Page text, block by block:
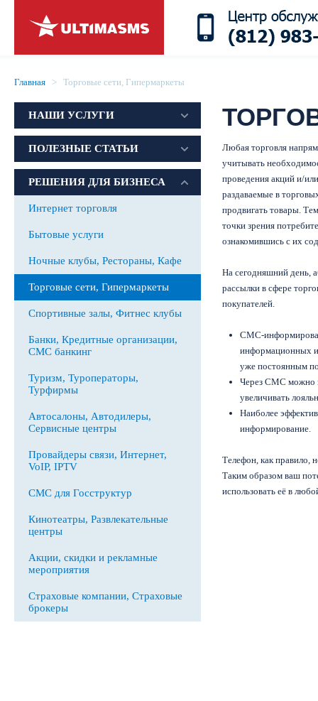
Главная > Торговые сети, Гипермаркеты
НАШИ УСЛУГИ
ПОЛЕЗНЫЕ СТАТЬИ
РЕШЕНИЯ ДЛЯ БИЗНЕСА
Интернет торговля
Бытовые услуги
Ночные клубы, Рестораны, Кафе
Торговые сети, Гипермаркеты
Спортивные залы, Фитнес клубы
Банки, Кредитные организации,
СМС банкинг
Туризм, Туроператоры,
Турфирмы
Автосалоны, Автодилеры,
Сервисные центры
Провайдеры связи, Интернет,
VoIP, IPTV
СМС для Госструктур
Кинотеатры, Развлекательные
центры
Акции, скидки и рекламные
мероприятия
Страховые компании, Страховые
брокеры
Любая торговля
учитывать
проведения акций и/
раздаваемые в
продвигать товары.
точки зрения
ознакомившись с их
На сегодняшний день,
рассылки в сфере
покупателей.
СМС-
информационных
уже постоянным
Через СМС можно
увеличивать
Наиболее
информирование.
Телефон, как правило,
Таким образом ваш
использовать её в